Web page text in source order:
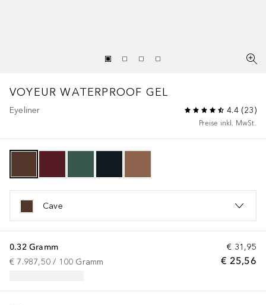
VOYEUR WATERPROOF GEL
Eyeliner 4.4(23)
Preise inkl. MwSt.
Cave
€ 31,95
€ 25,56
0.32 Gramm
€ 7.987,50 / 100 Gramm